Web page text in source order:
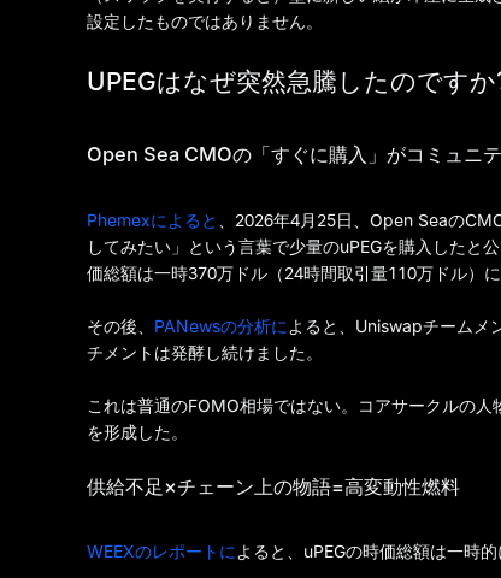
設定したものではありません。
UPEGはなぜ突然急騰したのですか
Open Sea CMOの「すぐに購入」がコミュニ
Phemexによると
、2026年4月25日、Open Seaの
してみたい」という言葉で少量のuPEGを購入したと
価総額は一時370万ドル（24時間取引量110万ドル）に
その後、 PANewsの分析に よると、Uniswapチームメ
チメントは発酵し続けました。
これは普通のFOMO相場ではない。コアサークルの
を形成した。
供給不足×チェーン上の物語=高変動性燃料
WEEXのレポートに よると、uPEGの時価総額は一時